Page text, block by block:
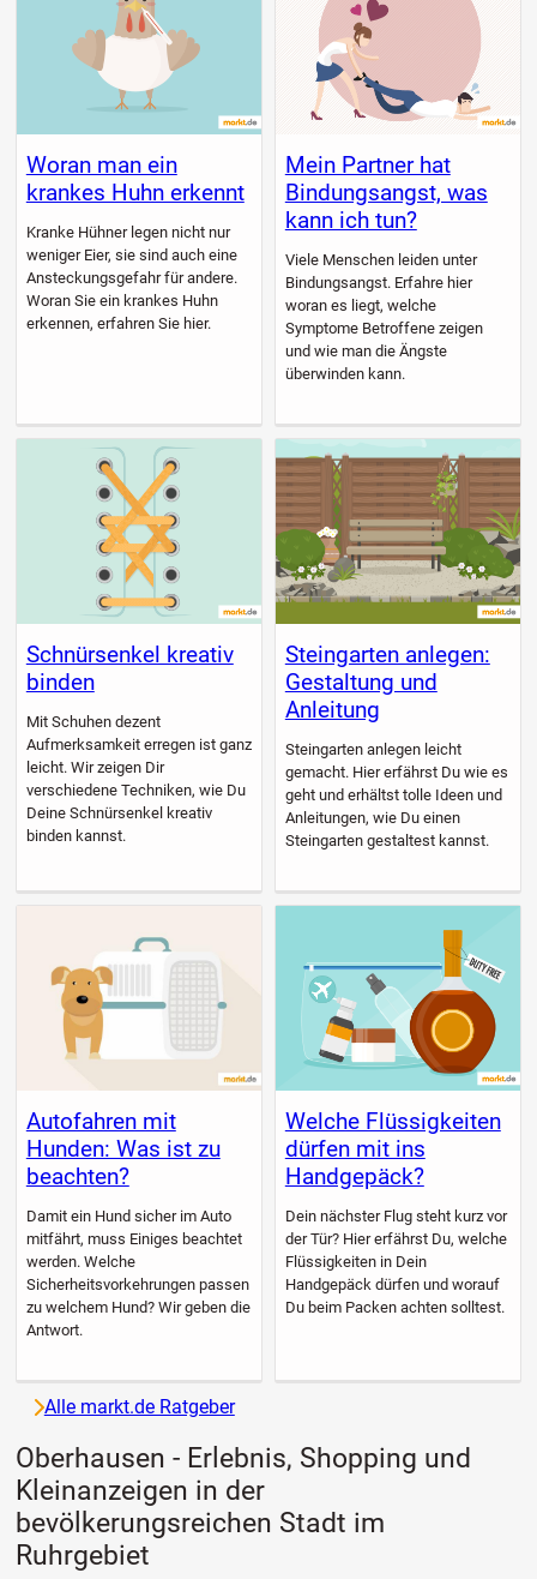
Woran man ein
krankes Huhn erkennt
Kranke Hühner legen nicht nur
weniger Eier, sie sind auch eine
Ansteckungsgefahr für andere.
Woran Sie ein krankes Huhn
erkennen, erfahren Sie hier.
Mein Partner hat
Bindungsangst, was
kann ich tun?
Viele Menschen leiden unter
Bindungsangst. Erfahre hier
woran es liegt, welche
Symptome Betroffene zeigen
und wie man die Ängste
überwinden kann.
Schnürsenkel kreativ
binden
Mit Schuhen dezent
Aufmerksamkeit erregen ist ganz
leicht. Wir zeigen Dir
verschiedene Techniken, wie Du
Deine Schnürsenkel kreativ
binden kannst.
Steingarten anlegen:
Gestaltung und
Anleitung
Steingarten anlegen leicht
gemacht. Hier erfährst Du wie es
geht und erhältst tolle Ideen und
Anleitungen, wie Du einen
Steingarten gestaltest kannst.
Autofahren mit
Hunden: Was ist zu
beachten?
Damit ein Hund sicher im Auto
mitfährt, muss Einiges beachtet
werden. Welche
Sicherheitsvorkehrungen passen
zu welchem Hund? Wir geben die
Antwort.
Welche Flüssigkeiten
dürfen mit ins
Handgepäck?
Dein nächster Flug steht kurz vor
der Tür? Hier erfährst Du, welche
Flüssigkeiten in Dein
Handgepäck dürfen und worauf
Du beim Packen achten solltest.
Alle markt.de Ratgeber
Oberhausen - Erlebnis, Shopping und
Kleinanzeigen in der
bevölkerungsreichen Stadt im
Ruhrgebiet